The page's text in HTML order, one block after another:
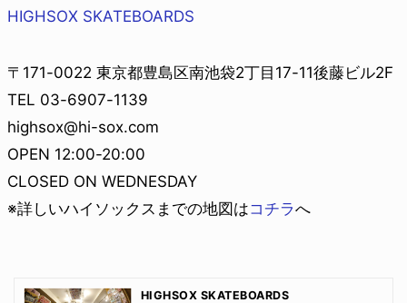
HIGHSOX SKATEBOARDS
〒171-0022 東京都豊島区南池袋2丁目17-11後藤ビル2F
TEL 03-6907-1139
highsox@hi-sox.com
OPEN 12:00-20:00
CLOSED ON WEDNESDAY
※詳しいハイソックスまでの地図はコチラへ
HIGHSOX SKATEBOARDS